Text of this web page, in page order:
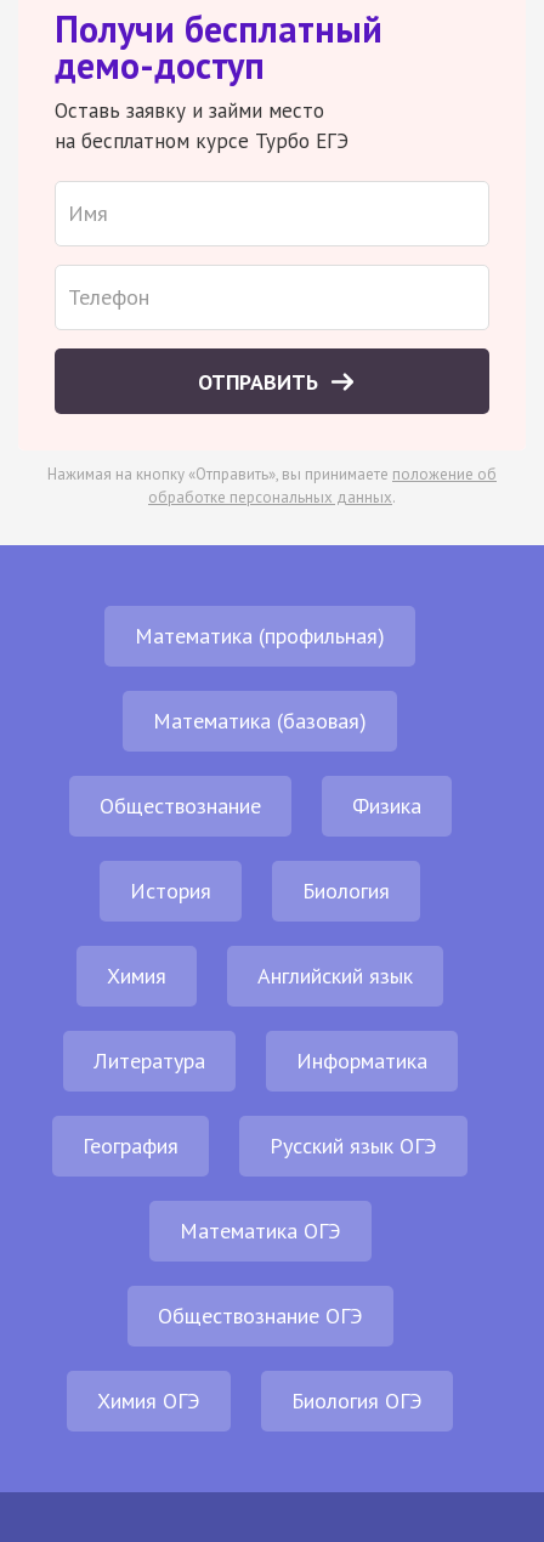
Получи бесплатный
демо-доступ
Оставь заявку и займи место
на бесплатном курсе Турбо ЕГЭ
ОТПРАВИТЬ
Нажимая на кнопку «Отправить», вы принимаете положение об
обработке персональных данных.
Математика (профильная)
Математика (базовая)
Обществознание Физика
История Биология
Химия Английский язык
Литература Информатика
География Русский язык ОГЭ
Математика ОГЭ
Обществознание ОГЭ
Химия ОГЭ Биология ОГЭ